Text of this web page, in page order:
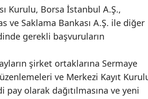
Kurulu, Borsa İstanbul A.Ş.,
ve Saklama Bankası A.Ş. ile diğer
gerekli başvuruların
şirket ortaklarına Sermaye
ve Merkezi Kayıt
olarak dağıtılmasına ve yeni